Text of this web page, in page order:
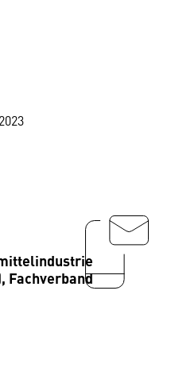
Fachverband